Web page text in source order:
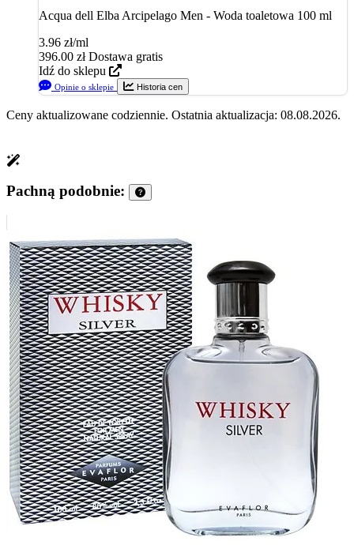
Acqua dell Elba Arcipelago Men - Woda toaletowa 100 ml
3.96 zł/ml
396.00 zł Dostawa gratis
Idź do sklepu
Opinie o sklepie Historia cen
Ceny aktualizowane codziennie. Ostatnia aktualizacja: 08.08.2026.
Pachną podobnie: